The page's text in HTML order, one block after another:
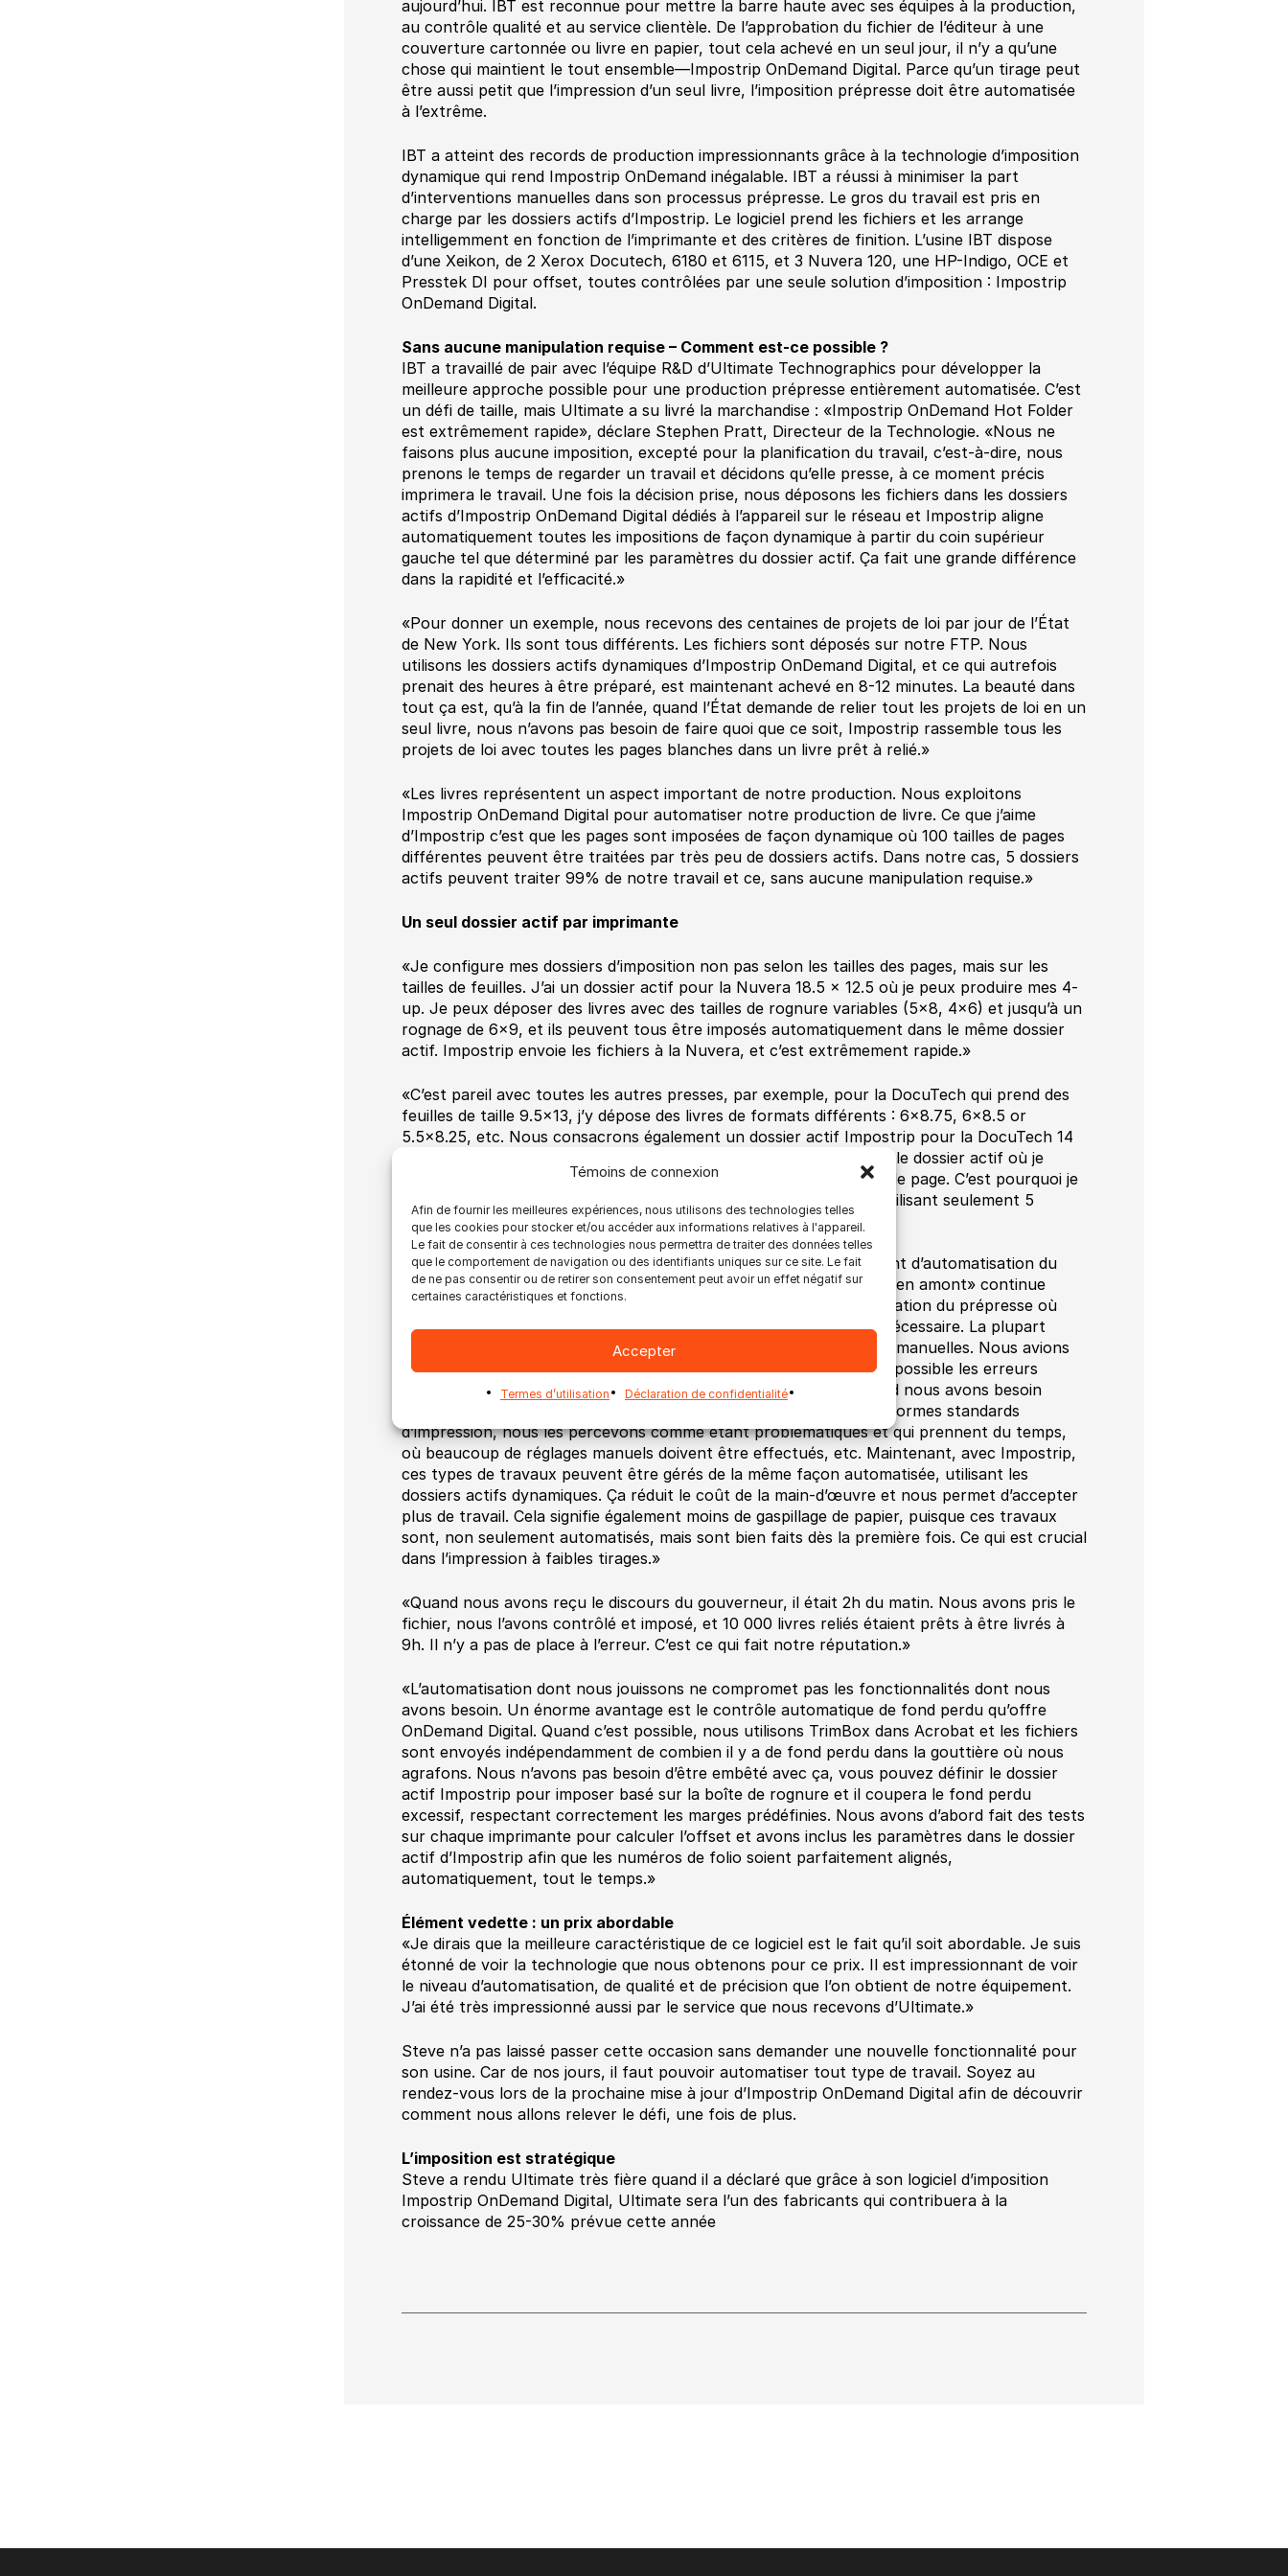
Témoins de connexion
Afin de fournir les meilleures expériences, nous utilisons des technologies telles
que les cookies pour stocker et/ou accéder aux informations relatives à l'appareil.
Le fait de consentir à ces technologies nous permettra de traiter des données telles
que le comportement de navigation ou des identifiants uniques sur ce site. Le fait
de ne pas consentir ou de retirer son consentement peut avoir un effet négatif sur
certaines caractéristiques et fonctions.
Accepter
Termes d’utilisation Déclaration de confidentialité
aujourd’hui. IBT est reconnue pour mettre la barre haute avec ses équipes à la production,
au contrôle qualité et au service clientèle. De l’approbation du fichier de l’éditeur à une
couverture cartonnée ou livre en papier, tout cela achevé en un seul jour, il n’y a qu’une
chose qui maintient le tout ensemble—Impostrip OnDemand Digital. Parce qu’un tirage peut
être aussi petit que l’impression d’un seul livre, l’imposition prépresse doit être automatisée
à l’extrême.
IBT a atteint des records de production impressionnants grâce à la technologie d’imposition
dynamique qui rend Impostrip OnDemand inégalable. IBT a réussi à minimiser la part
d’interventions manuelles dans son processus prépresse. Le gros du travail est pris en
charge par les dossiers actifs d’Impostrip. Le logiciel prend les fichiers et les arrange
intelligemment en fonction de l’imprimante et des critères de finition. L’usine IBT dispose
d’une Xeikon, de 2 Xerox Docutech, 6180 et 6115, et 3 Nuvera 120, une HP-Indigo, OCE et
Presstek DI pour offset, toutes contrôlées par une seule solution d’imposition : Impostrip
OnDemand Digital.
Sans aucune manipulation requise – Comment est-ce possible ?
IBT a travaillé de pair avec l’équipe R&D d’Ultimate Technographics pour développer la
meilleure approche possible pour une production prépresse entièrement automatisée. C’est
un défi de taille, mais Ultimate a su livré la marchandise : «Impostrip OnDemand Hot Folder
est extrêmement rapide», déclare Stephen Pratt, Directeur de la Technologie. «Nous ne
faisons plus aucune imposition, excepté pour la planification du travail, c’est-à-dire, nous
prenons le temps de regarder un travail et décidons qu’elle presse, à ce moment précis
imprimera le travail. Une fois la décision prise, nous déposons les fichiers dans les dossiers
actifs d’Impostrip OnDemand Digital dédiés à l’appareil sur le réseau et Impostrip aligne
automatiquement toutes les impositions de façon dynamique à partir du coin supérieur
gauche tel que déterminé par les paramètres du dossier actif. Ça fait une grande différence
dans la rapidité et l’efficacité.»
«Pour donner un exemple, nous recevons des centaines de projets de loi par jour de l’État
de New York. Ils sont tous différents. Les fichiers sont déposés sur notre FTP. Nous
utilisons les dossiers actifs dynamiques d’Impostrip OnDemand Digital, et ce qui autrefois
prenait des heures à être préparé, est maintenant achevé en 8-12 minutes. La beauté dans
tout ça est, qu’à la fin de l’année, quand l’État demande de relier tout les projets de loi en un
seul livre, nous n’avons pas besoin de faire quoi que ce soit, Impostrip rassemble tous les
projets de loi avec toutes les pages blanches dans un livre prêt à relié.»
«Les livres représentent un aspect important de notre production. Nous exploitons
Impostrip OnDemand Digital pour automatiser notre production de livre. Ce que j’aime
d’Impostrip c’est que les pages sont imposées de façon dynamique où 100 tailles de pages
différentes peuvent être traitées par très peu de dossiers actifs. Dans notre cas, 5 dossiers
actifs peuvent traiter 99% de notre travail et ce, sans aucune manipulation requise.»
Un seul dossier actif par imprimante
«Je configure mes dossiers d’imposition non pas selon les tailles des pages, mais sur les
tailles de feuilles. J’ai un dossier actif pour la Nuvera 18.5 x 12.5 où je peux produire mes 4-
up. Je peux déposer des livres avec des tailles de rognure variables (5×8, 4×6) et jusqu’à un
rognage de 6×9, et ils peuvent tous être imposés automatiquement dans le même dossier
actif. Impostrip envoie les fichiers à la Nuvera, et c’est extrêmement rapide.»
«C’est pareil avec toutes les autres presses, par exemple, pour la DocuTech qui prend des
feuilles de taille 9.5×13, j’y dépose des livres de formats différents : 6×8.75, 6×8.5 or
5.5×8.25, etc. Nous consacrons également un dossier actif Impostrip pour la DocuTech 14
⅛ x 14. Je l’utilise pour imposer du 7×10, 6.5×10.5, etc. Pareil pour le dossier actif où je
traite du 8.5×11, je peux placer des 2-up de n’importe quelle taille de page. C’est pourquoi je
peux dire avec assurance que 99% de notre travail est traité en utilisant seulement 5
dossiers actifs.»
PAS le temps pour les erreurs humaines
«Beaucoup d’imprimeurs, lorsqu’ils parlent d’automatisation, parlent d’automatisation du
suivi des travaux à l’aide d’un MIS ou d’automatisation du contrôle en amont» continue
Steve. «Ils n’étendent jamais leur concept au niveau de l’automatisation du prépresse où
nous aurions une imposition sans aucune manipulation manuelle nécessaire. La plupart
utilisent encore des logiciels d’imposition qui requièrent des étapes manuelles. Nous avions
l’habitude de le faire aussi, mais nous voulions éliminer autant que possible les erreurs
humaines. Notre activité principale est l’impression de livres. Quand nous avons besoin
d’imprimer différents types de travaux qui sont en dehors de nos normes standards
d’impression, nous les percevons comme étant problématiques et qui prennent du temps,
où beaucoup de réglages manuels doivent être effectués, etc. Maintenant, avec Impostrip,
ces types de travaux peuvent être gérés de la même façon automatisée, utilisant les
dossiers actifs dynamiques. Ça réduit le coût de la main-d’œuvre et nous permet d’accepter
plus de travail. Cela signifie également moins de gaspillage de papier, puisque ces travaux
sont, non seulement automatisés, mais sont bien faits dès la première fois. Ce qui est crucial
dans l’impression à faibles tirages.»
«Quand nous avons reçu le discours du gouverneur, il était 2h du matin. Nous avons pris le
fichier, nous l’avons contrôlé et imposé, et 10 000 livres reliés étaient prêts à être livrés à
9h. Il n’y a pas de place à l’erreur. C’est ce qui fait notre réputation.»
«L’automatisation dont nous jouissons ne compromet pas les fonctionnalités dont nous
avons besoin. Un énorme avantage est le contrôle automatique de fond perdu qu’offre
OnDemand Digital. Quand c’est possible, nous utilisons TrimBox dans Acrobat et les fichiers
sont envoyés indépendamment de combien il y a de fond perdu dans la gouttière où nous
agrafons. Nous n’avons pas besoin d’être embêté avec ça, vous pouvez définir le dossier
actif Impostrip pour imposer basé sur la boîte de rognure et il coupera le fond perdu
excessif, respectant correctement les marges prédéfinies. Nous avons d’abord fait des tests
sur chaque imprimante pour calculer l’offset et avons inclus les paramètres dans le dossier
actif d’Impostrip afin que les numéros de folio soient parfaitement alignés,
automatiquement, tout le temps.»
Élément vedette : un prix abordable
«Je dirais que la meilleure caractéristique de ce logiciel est le fait qu’il soit abordable. Je suis
étonné de voir la technologie que nous obtenons pour ce prix. Il est impressionnant de voir
le niveau d’automatisation, de qualité et de précision que l’on obtient de notre équipement.
J’ai été très impressionné aussi par le service que nous recevons d’Ultimate.»
Steve n’a pas laissé passer cette occasion sans demander une nouvelle fonctionnalité pour
son usine. Car de nos jours, il faut pouvoir automatiser tout type de travail. Soyez au
rendez-vous lors de la prochaine mise à jour d’Impostrip OnDemand Digital afin de découvrir
comment nous allons relever le défi, une fois de plus.
L’imposition est stratégique
Steve a rendu Ultimate très fière quand il a déclaré que grâce à son logiciel d’imposition
Impostrip OnDemand Digital, Ultimate sera l’un des fabricants qui contribuera à la
croissance de 25-30% prévue cette année